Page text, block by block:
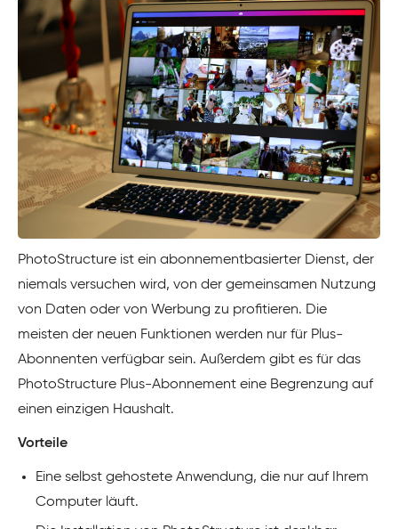
PhotoStructure ist ein abonnementbasierter Dienst, der
niemals versuchen wird, von der gemeinsamen Nutzung
von Daten oder von Werbung zu profitieren. Die
meisten der neuen Funktionen werden nur für Plus-
Abonnenten verfügbar sein. Außerdem gibt es für das
PhotoStructure Plus-Abonnement eine Begrenzung auf
einen einzigen Haushalt.
Vorteile
Eine selbst gehostete Anwendung, die nur auf Ihrem
Computer läuft.